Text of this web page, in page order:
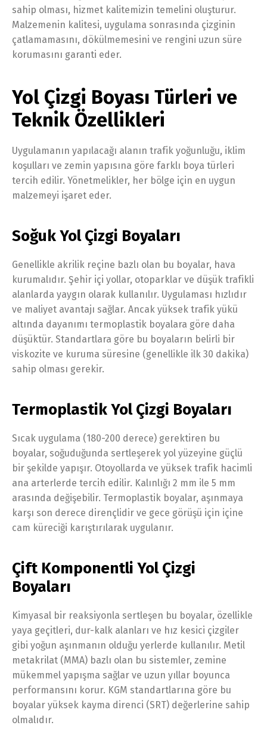
sahip olması, hizmet kalitemizin temelini oluşturur.
Malzemenin kalitesi, uygulama sonrasında çizginin
çatlamamasını, dökülmemesini ve rengini uzun süre
korumasını garanti eder.
Yol Çizgi Boyası Türleri ve
Teknik Özellikleri
Uygulamanın yapılacağı alanın trafik yoğunluğu, iklim
koşulları ve zemin yapısına göre farklı boya türleri
tercih edilir. Yönetmelikler, her bölge için en uygun
malzemeyi işaret eder.
Soğuk Yol Çizgi Boyaları
Genellikle akrilik reçine bazlı olan bu boyalar, hava
kurumalıdır. Şehir içi yollar, otoparklar ve düşük trafikli
alanlarda yaygın olarak kullanılır. Uygulaması hızlıdır
ve maliyet avantajı sağlar. Ancak yüksek trafik yükü
altında dayanımı termoplastik boyalara göre daha
düşüktür. Standartlara göre bu boyaların belirli bir
viskozite ve kuruma süresine (genellikle ilk 30 dakika)
sahip olması gerekir.
Termoplastik Yol Çizgi Boyaları
Sıcak uygulama (180-200 derece) gerektiren bu
boyalar, soğuduğunda sertleşerek yol yüzeyine güçlü
bir şekilde yapışır. Otoyollarda ve yüksek trafik hacimli
ana arterlerde tercih edilir. Kalınlığı 2 mm ile 5 mm
arasında değişebilir. Termoplastik boyalar, aşınmaya
karşı son derece dirençlidir ve gece görüşü için içine
cam küreciği karıştırılarak uygulanır.
Çift Komponentli Yol Çizgi
Boyaları
Kimyasal bir reaksiyonla sertleşen bu boyalar, özellikle
yaya geçitleri, dur-kalk alanları ve hız kesici çizgiler
gibi yoğun aşınmanın olduğu yerlerde kullanılır. Metil
metakrilat (MMA) bazlı olan bu sistemler, zemine
mükemmel yapışma sağlar ve uzun yıllar boyunca
performansını korur. KGM standartlarına göre bu
boyalar yüksek kayma direnci (SRT) değerlerine sahip
olmalıdır.